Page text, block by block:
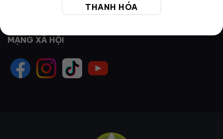
THANH HÓA
cskh@bhdstar.vn
MẠNG XÃ HỘI